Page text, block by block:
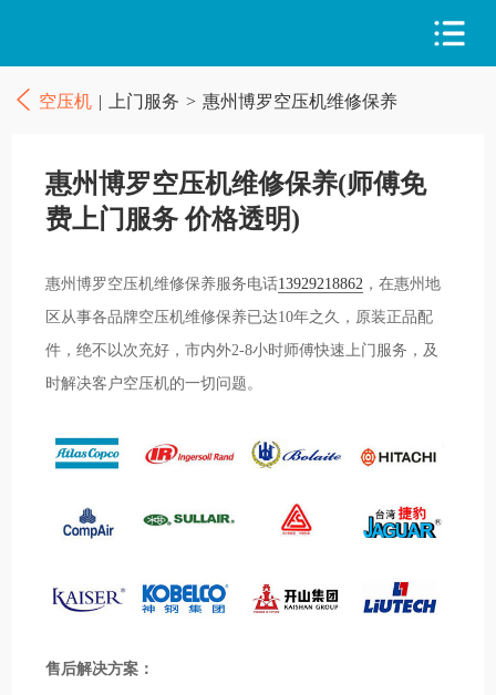
空压机 | 上门服务 > 惠州博罗空压机维修保养
惠州博罗空压机维修保养(师傅免
费上门服务 价格透明)
惠州博罗空压机维修保养服务电话13929218862 ，在惠州地
区从事各品牌空压机维修保养已达10年之久，原装正品配
件，绝不以次充好，市内外2-8小时师傅快速上门服务，及
时解决客户空压机的一切问题。
售后解决方案：